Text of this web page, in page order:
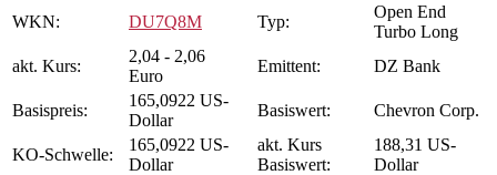
WKN:
DU7Q8M Typ:
Open End
Turbo Long
akt. Kurs:
2,04 - 2,06
Euro
Emittent: DZ Bank
Basispreis:
165,0922 US-
Dollar
Basiswert: Chevron Corp.
KO-Schwelle:
165,0922 US-
Dollar
akt. Kurs
Basiswert:
188,31 US-
Dollar